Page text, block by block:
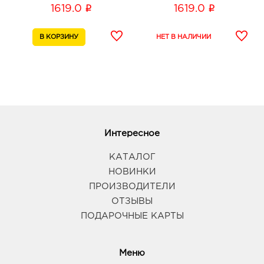
308036, Белгородская обл, г Белгород, ул Конева,
График работы: 9:00 - 18:00
394070, Воронежская обл, г Воронеж, ул
Воронеж Космос: руб.
10:00 - 20:00
1619.0 i 1619.0 i
Интересное
КАТАЛОГ
НОВИНКИ
ПРОИЗВОДИТЕЛИ
ОТЗЫВЫ
ПОДАРОЧНЫЕ КАРТЫ
Меню